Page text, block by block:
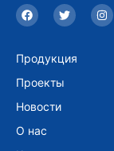
F
a
c
b
o
k
T
w
i
t
e
I
n
s
Продукция
Проекты
Новости
О нас